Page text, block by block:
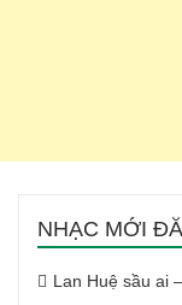
NHẠC MỚI
Lan Huệ sầu ai